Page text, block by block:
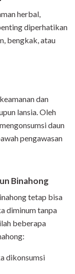
herbal,
diperhatikan
bengkak, atau
dan
lansia. Oleh
daun
pengawasan
Binahong
tetap bisa
diminum tanpa
beberapa
dikonsumsi